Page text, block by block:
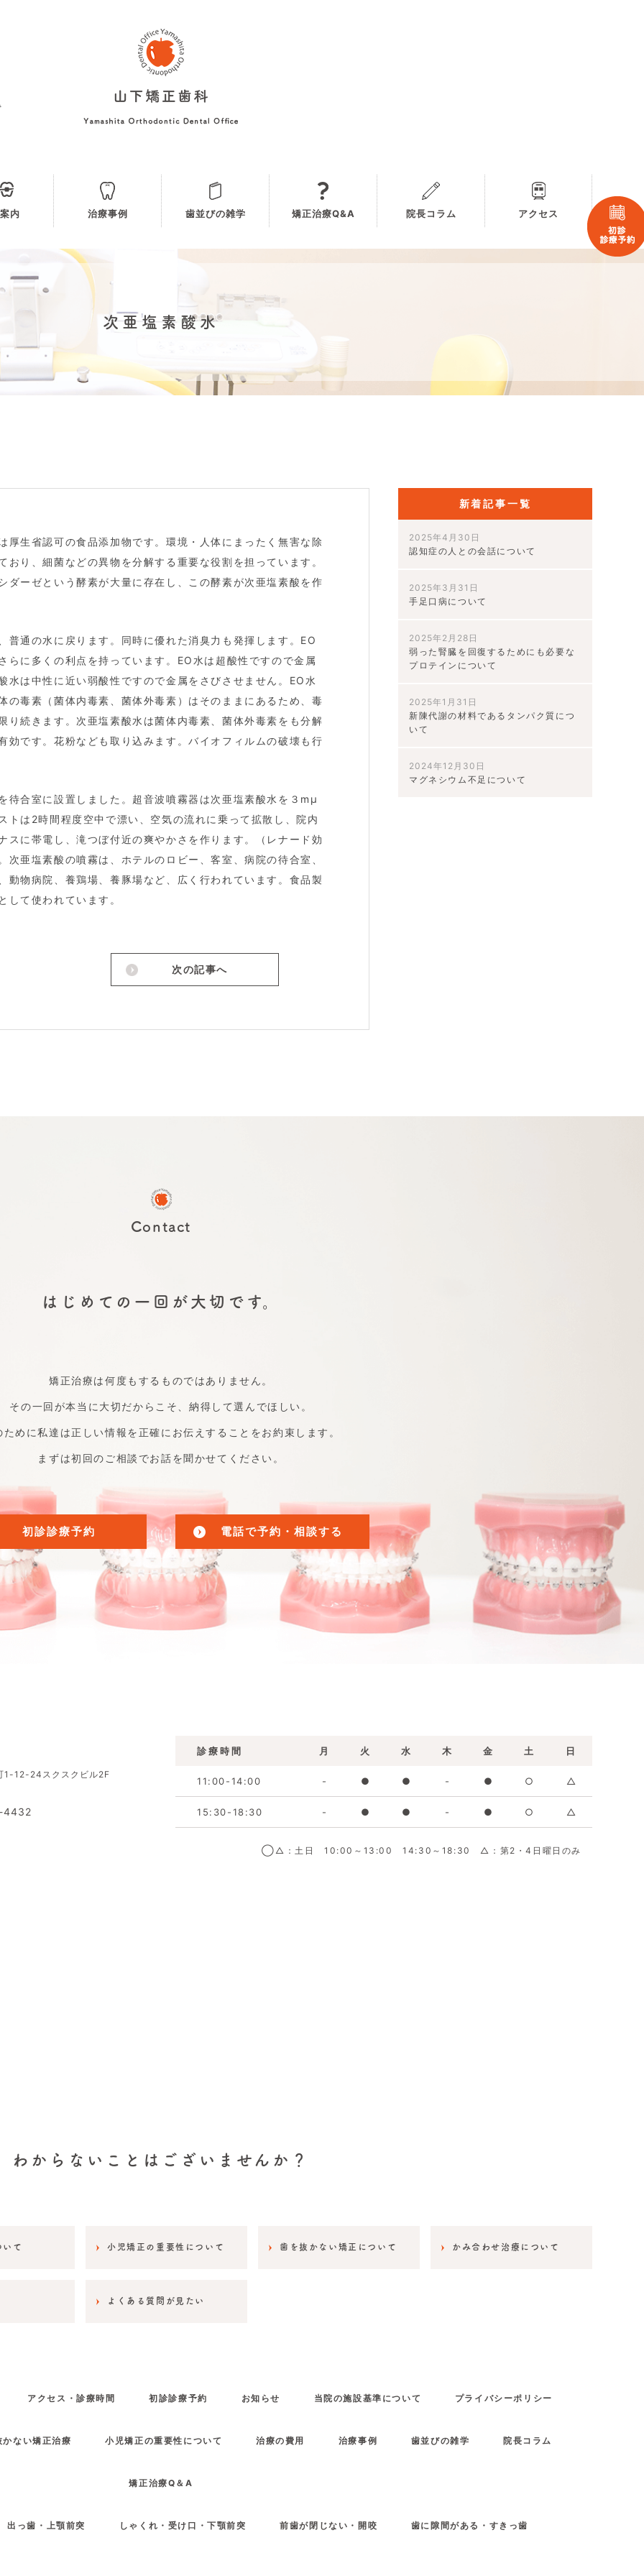
内
が大切な理由とメリット
悪くなる原因とは？
せが悪いと体はゆがむ？
治療事例 歯並びの雑学 矯正治療Q&A 院長コラム アクセス
次亜塩素酸水
厚生省認可の食品添加物です。環境・人体にまったく無害な除
り、細菌などの異物を分解する重要な役割を担っています。
ダーゼという酵素が大量に存在し、この酵素が次亜塩素酸を作
普通の水に戻ります。同時に優れた消臭力も発揮します。EO
らに多くの利点を持っています。EO水は超酸性ですので金属
水は中性に近い弱酸性ですので金属をさびさせません。EO水
の毒素（菌体内毒素、菌体外毒素）はそのままにあるため、毒
り続きます。次亜塩素酸水は菌体内毒素、菌体外毒素をも分解
効です。花粉なども取り込みます。バイオフィルムの破壊も行
待合室に設置しました。超音波噴霧器は次亜塩素酸水を３mμ
トは2時間程度空中で漂い、空気の流れに乗って拡散し、院内
スに帯電し、滝つぼ付近の爽やかさを作ります。（レナード効
亜塩素酸の噴霧は、ホテルのロビー、客室、病院の待合室、
動物病院、養鶏場、養豚場など、広く行われています。食品製
して使われています。
次の記事へ
新着記事一覧
2025年4月30日
認知症の人との会話について
2025年3月31日
手足口病について
2025年2月28日
弱った腎臓を回復するためにも必要な
プロテインについて
2025年1月31日
新陳代謝の材料であるタンパク質につ
いて
2024年12月30日
マグネシウム不足について
Contact
はじめての一回が大切です。
矯正治療は何度もするものではありません。
その一回が本当に大切だからこそ、納得して選んでほしい。
ために私達は正しい情報を正確にお伝えすることをお約束します。
まずは初回のご相談でお話を聞かせてください。
初診診療予約 電話で予約・相談する
1-12-24スクスクビル2F
4432
診療時間 月 火 水 木 金 土 日
11:00-14:00 - ● ● - ● ○ △
15:30-18:30 - ● ● - ● ○ △
◯△：土日 10:00～13:00 14:30～18:30 △：第2・4日曜日のみ
わからないことはございませんか？
いて 小児矯正の重要性について 歯を抜かない矯正について かみ合わせ治療について
よくある質問が見たい
アクセス・診療時間 初診診療予約 お知らせ 当院の施設基準について プライバシーポリシー
かない矯正治療 小児矯正の重要性について 治療の費用 治療事例 歯並びの雑学 院長コラム
矯正治療Q＆A
出っ歯・上顎前突 しゃくれ・受け口・下顎前突 前歯が閉じない・開咬 歯に隙間がある・すきっ歯